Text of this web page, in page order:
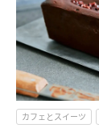
カフェとスイーツ